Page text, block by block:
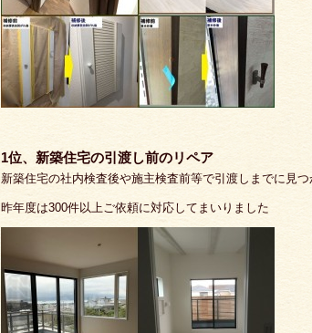
1位、新築住宅の引渡し前のリペア
新築住宅の社内検査後や施主検査前等で引渡しまでに見
昨年度は300件以上ご依頼に対応してまいりました